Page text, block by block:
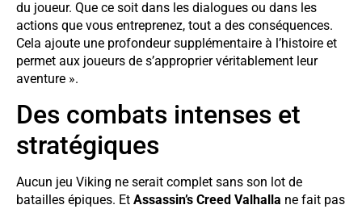
du joueur. Que ce soit dans les dialogues ou dans les
actions que vous entreprenez, tout a des conséquences.
Cela ajoute une profondeur supplémentaire à l’histoire et
permet aux joueurs de s’approprier véritablement leur
aventure ».
Des combats intenses et
stratégiques
Aucun jeu Viking ne serait complet sans son lot de
batailles épiques. Et Assassin’s Creed Valhalla ne fait pas